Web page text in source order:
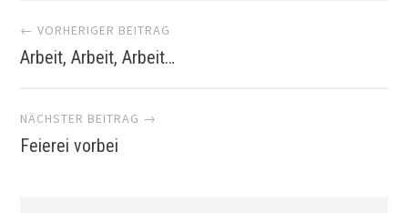
Artikel-
Navigation
← VORHERIGER BEITRAG
Arbeit, Arbeit, Arbeit…
NÄCHSTER BEITRAG →
Feierei vorbei